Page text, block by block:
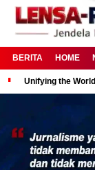
BERITA HOME
Unifying the